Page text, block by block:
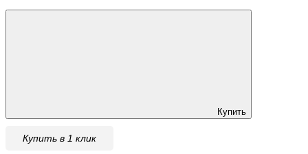
Купить
Купить в 1 клик